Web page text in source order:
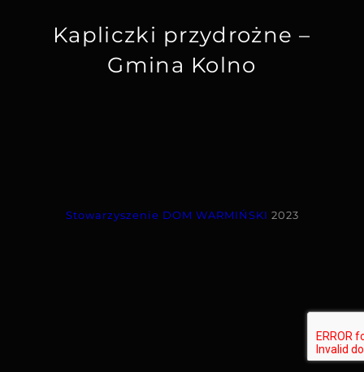
Kapliczki przydrożne –
Gmina Kolno
Stowarzyszenie DOM WARMIŃSKI 2023